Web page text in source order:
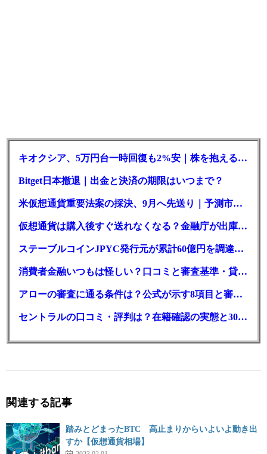
キオクシア、5万円台一時回復も2%安｜株を抱える東芝は純利益30倍
Bitget日本撤退｜出金と決済の期限はいつまで？
米仮想通貨重要法案の採決、9月へ先送り｜予測市場の成立確率は14%に
仮想通貨は購入後すぐ送れなくなる？金融庁が出庫制限を要請
ステーブルコインJPYC発行元が累計60億円を調達、物流大手も出資参画
消費者金融いつもは怪しい？口コミと審査基準・貸付条件を調査
アローの審査に通る条件は？公式が示す8項目と審査時間
セントラルの口コミ・評判は？在籍確認の実態と30日金利0円の落とし穴
関連する記事
踏みとどまったBTC 高止まりからいよいよ動き出
すか【仮想通貨相場】